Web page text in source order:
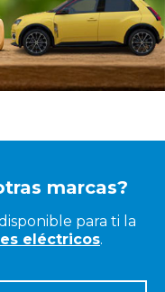
marcas?
para ti la
eléctricos.